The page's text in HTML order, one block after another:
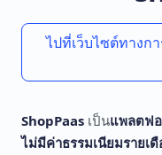
ไปที่เว็บไซต์ทางก
ShopPaas เป็นแพลตฟอ
ไม่มีค่าธรรมเนียมรายเ